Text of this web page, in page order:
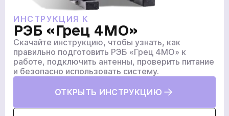
ИНСТРУКЦИЯ К
РЭБ «Грец 4МО»
Скачайте инструкцию, чтобы узнать, как
правильно подготовить РЭБ «Грец 4МО» к
работе, подключить антенны, проверить питание
и безопасно использовать систему.
ОТКРЫТЬ ИНСТРУКЦИЮ